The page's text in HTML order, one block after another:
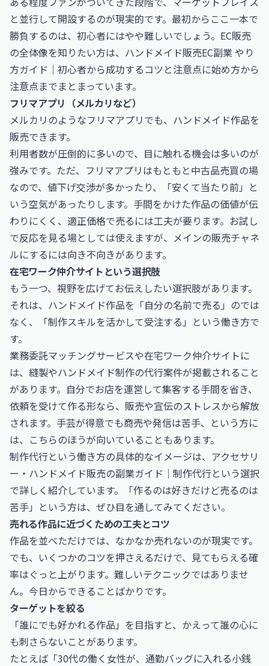
と並行して開設するのが現実的です。最初からここ一本で
勝負するのは、初心者にはやや難しいでしょう。EC販売
の全体像を知りたい方は、 ハンドメイド販売EC副業 やり
方ガイド｜初心者から成功するコツと注意点に始め方から
注意点までまとまっています。
フリマアプリ（メルカリなど）
メルカリのようなフリマアプリでも、ハンドメイド作品を
販売できます。
利用者数が圧倒的に多いので、目に触れる機会は多いのが
強みです。ただ、フリマアプリはもともと中古品売買の場
なので、値下げ交渉が多かったり、「安くて当たり前」と
いう空気があったりします。手間をかけた作品の価値が伝
わりにくく、適正価格で売るには工夫が要ります。お試し
で反応を見る場としては使えますが、メインの販売チャネ
ルにするには向き不向きがあります。
在宅ワーク仲介サイトという選択肢
もう一つ、視野を広げてお伝えしたい選択肢があります。
それは、ハンドメイド作品を「自分の名前で売る」のでは
なく、「制作スキルを活かして受注する」という働き方で
す。
業務委託マッチングサービスや在宅ワーク仲介サイトに
は、縫製やハンドメイド制作の代行案件が掲載されること
があります。自分でお店を運営して集客する手間を省き、
依頼を受けて作る形なら、販売や宣伝のストレスから解放
されます。手芸が得意でも商売や発信は苦手、という方に
は、こちらのほうが向いていることもあります。
制作代行という働き方の具体的なイメージは、 アクセサリ
ー・ハンドメイド販売の副業ガイド｜制作代行という選択
で詳しく紹介しています。「作るのは好きだけど売るのは
苦手」という方は、ぜひ目を通してみてください。
売れる作品に近づくための工夫とコツ
作品を並べただけでは、なかなか売れないのが現実です。
でも、いくつかのコツを押さえるだけで、見てもらえる確
率はぐっと上がります。難しいテクニックではありませ
ん。今日からできることばかりです。
ターゲットを絞る
「誰にでも好かれる作品」を目指すと、かえって誰の心に
も刺さらないことがあります。
たとえば「30代の働く女性が、通勤バッグに入れる小銭